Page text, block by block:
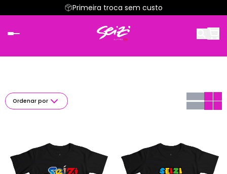
Primeira troca sem custo
Ordenar por